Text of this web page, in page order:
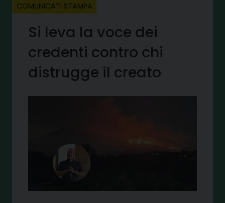
COMUNICATI STAMPA
Si leva la voce dei
credenti contro chi
distrugge il creato